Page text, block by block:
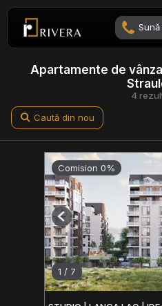
4
Apartamente de
Caută din nou
Comision 0%
1 / 7
Previous